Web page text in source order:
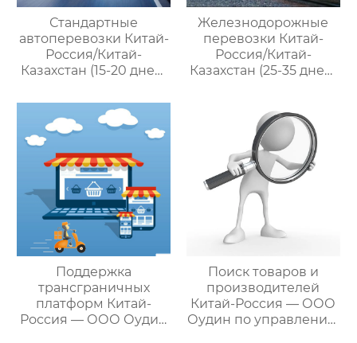
Стандартные
автоперевозки Китай-
Россия/Китай-
Казахстан (15-20 дней)
управлению
международными
цепями поставок
Железнодорожные
перевозки Китай-
Россия/Китай-
Казахстан (25-35 дней)
международными
цепями поставок
Поддержка
трансграничных
платформ Китай-
Россия — ООО Оудин
Поиск товаров и
производителей
Китай-Россия — ООО
Оудин по управлению